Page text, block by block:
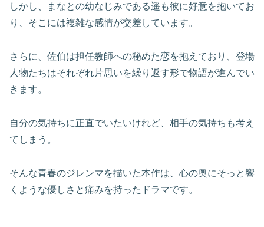
しかし、まなとの幼なじみである遥も彼に好意を抱いてお
り、そこには複雑な感情が交差しています。
さらに、佐伯は担任教師への秘めた恋を抱えており、登場
人物たちはそれぞれ片思いを繰り返す形で物語が進んでい
きます。
自分の気持ちに正直でいたいけれど、相手の気持ちも考え
てしまう。
そんな青春のジレンマを描いた本作は、心の奥にそっと響
くような優しさと痛みを持ったドラマです。